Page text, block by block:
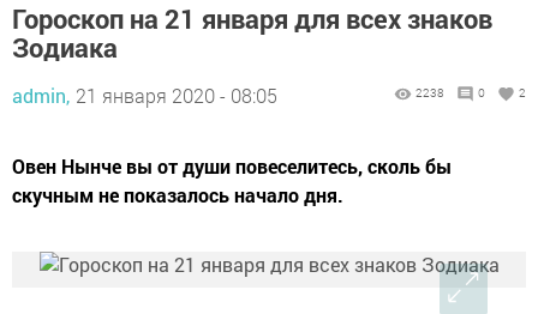
Гороскоп на 21 января для всех знаков
Зодиака
admin, 21 января 2020 - 08:05 2238 0 2
Овен Нынче вы от души повеселитесь, сколь бы
скучным не показалось начало дня.